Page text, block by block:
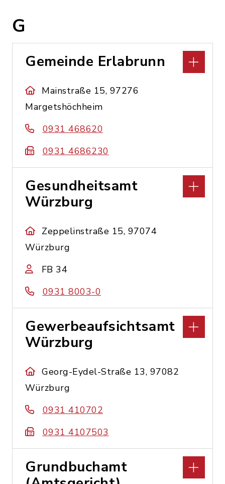
G
Gemeinde Erlabrunn
Mainstraße 15, 97276
Margetshöchheim
0931 468620
0931 4686230
Gesundheitsamt
Würzburg
Zeppelinstraße 15, 97074
Würzburg
FB 34
0931 8003-0
Gewerbeaufsichtsamt
Würzburg
Georg-Eydel-Straße 13, 97082
Würzburg
0931 410702
0931 4107503
Grundbuchamt